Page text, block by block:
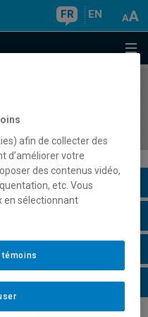
FR EN
afin de collecter des
d’améliorer votre
des contenus vidéo,
etc. Vous
en sélectionnant